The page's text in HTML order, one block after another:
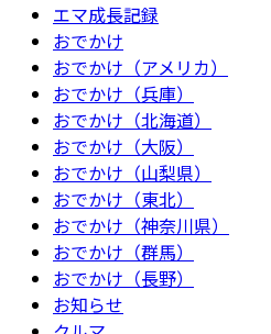
エマ成長記録
おでかけ
おでかけ（アメリカ）
おでかけ（兵庫）
おでかけ（北海道）
おでかけ（大阪）
おでかけ（山梨県）
おでかけ（東北）
おでかけ（神奈川県）
おでかけ（群馬）
おでかけ（長野）
お知らせ